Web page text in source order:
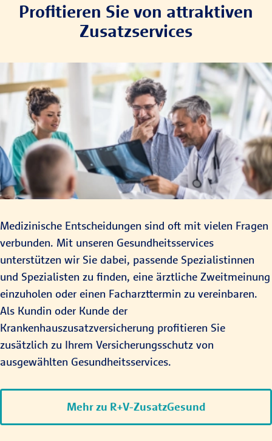
Profitieren Sie von attraktiven
Zusatzservices
Medizinische Entscheidungen sind oft mit vielen Fragen
verbunden. Mit unseren Gesundheitsservices
unterstützen wir Sie dabei, passende Spezialistinnen
und Spezialisten zu finden, eine ärztliche Zweitmeinung
einzuholen oder einen Facharzttermin zu vereinbaren.
Als Kundin oder Kunde der
Krankenhauszusatzversicherung profitieren Sie
zusätzlich zu Ihrem Versicherungsschutz von
ausgewählten Gesundheitsservices.
Mehr zu R+V-ZusatzGesund